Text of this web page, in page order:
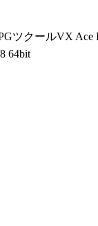
ツクールVX Ace
64bit